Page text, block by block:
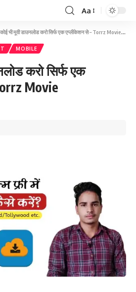
Aa
कोई भी मूवी डाउनलोड करो सिर्फ एक एप्लीकेशन से – Torrz Movie Downloader
MOBILE
करो सिर्फ एक
Movie